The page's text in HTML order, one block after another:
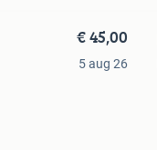
€ 45,00
5 aug 26